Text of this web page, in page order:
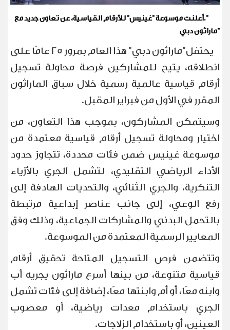
".أعلنت موسوعة "غينيس" للأرقام القياسية، عن تعاون جديد مع
"ماراثون دبي
يحتفل"ماراثون دبي" هذا العام بمرور 25 عامًا على
انطلاقه، يتيح للمشاركين فرصة محاولة تسجيل
أرقام قياسية عالمية رسمية خلال سباق الماراثون
المقرر في الأول من فبراير المقبل.
وسيتمكن المشاركون، بموجب هذا التعاون، من
اختيار ومحاولة تسجيل أرقام قياسية معتمدة من
موسوعة غينيس ضمن فئات محددة، تتجاوز حدود
الأداء الرياضي التقليدي، لتشمل الجري بالأزياء
التنكرية، والجري الثنائي، والتحديات الهادفة إلى
رفع الوعي، إلى جانب عناصر إبداعية مرتبطة
بالتحمل البدني والمشاركات الجماعية، وذلك وفق
المعايير الرسمية المعتمدة من الموسوعة.
وتتضمن فرص التسجيل المتاحة تحقيق أرقام
قياسية متنوعة، من بينها أسرع ماراثون يجريه أب
وابنه معًا، أو أم وابنتها معًا، إضافة إلى فئات تشمل
الجري باستخدام معدات رياضية، أو معصوب
العينين، أو باستخدام الزلاجات.